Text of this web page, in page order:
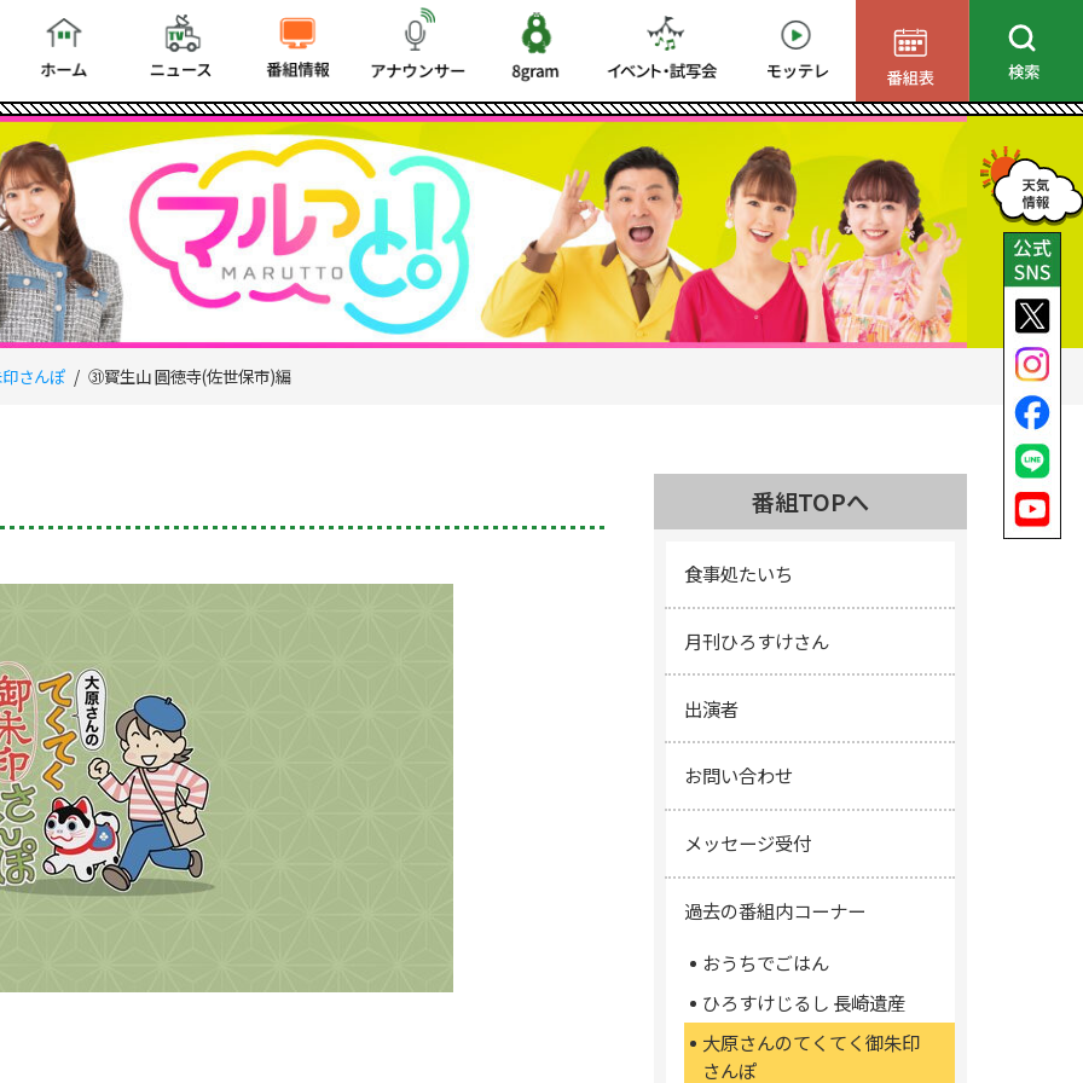
さんぽ ㉛寳生山 圓徳寺(佐世保市)編
番組TOPへ
食事処たいち
月刊ひろすけさん
出演者
お問い合わせ
メッセージ受付
過去の番組内コーナー
おうちでごはん
ひろすけじるし 長崎遺産
大原さんのてくてく御朱印
さんぽ